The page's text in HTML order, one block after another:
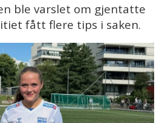
ble varslet om gjentatte
fått flere tips i saken.